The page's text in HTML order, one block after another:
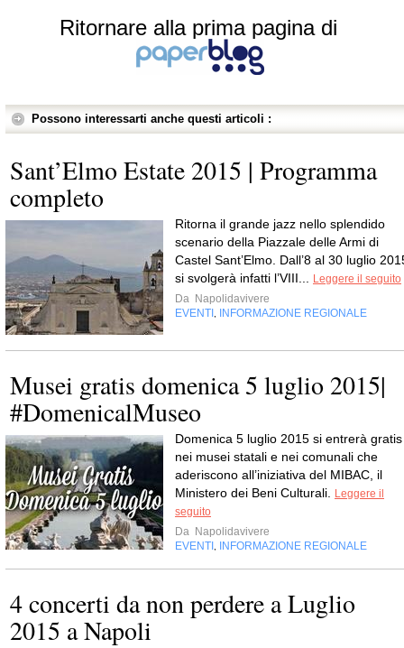
Ritornare alla prima pagina di
Possono interessarti anche questi articoli :
Sant’Elmo Estate 2015 | Programma
completo
Ritorna il grande jazz nello splendido
scenario della Piazzale delle Armi di
Castel Sant’Elmo. Dall’8 al 30 luglio
si svolgerà infatti l’VIII...
Leggere il seguito
Da Napolidavivere
EVENTI INFORMAZIONE REGIONALE
Musei gratis domenica 5 luglio 2015|
#DomenicalMuseo
Domenica 5 luglio 2015 si entrerà gratis
nei musei statali e nei comunali che
aderiscono all’iniziativa del MIBAC, il
Ministero dei Beni Culturali.
Leggere il
seguito
Da Napolidavivere
EVENTI INFORMAZIONE REGIONALE
4 concerti da non perdere a Luglio
2015 a Napoli